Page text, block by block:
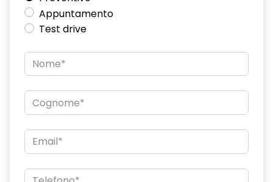
Appuntamento
Test drive